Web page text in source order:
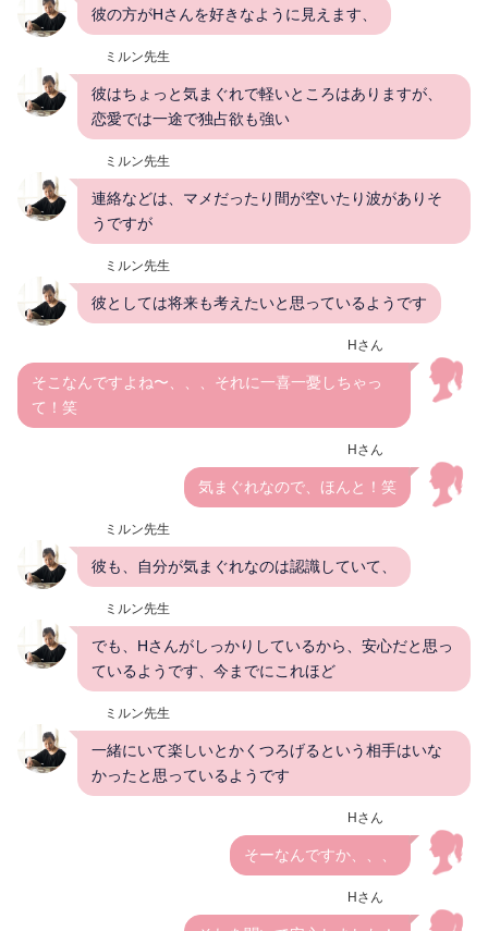
彼の方がHさんを好きなように見えます、
ミルン先生
彼はちょっと気まぐれで軽いところはありますが、
恋愛では一途で独占欲も強い
ミルン先生
連絡などは、マメだったり間が空いたり波がありそ
うですが
ミルン先生
彼としては将来も考えたいと思っているようです
Hさん
そこなんですよね〜、、、それに一喜一憂しちゃっ
て！笑
Hさん
気まぐれなので、ほんと！笑
ミルン先生
彼も、自分が気まぐれなのは認識していて、
ミルン先生
でも、Hさんがしっかりしているから、安心だと思っ
ているようです、今までにこれほど
ミルン先生
一緒にいて楽しいとかくつろげるという相手はいな
かったと思っているようです
Hさん
そーなんですか、、、
Hさん